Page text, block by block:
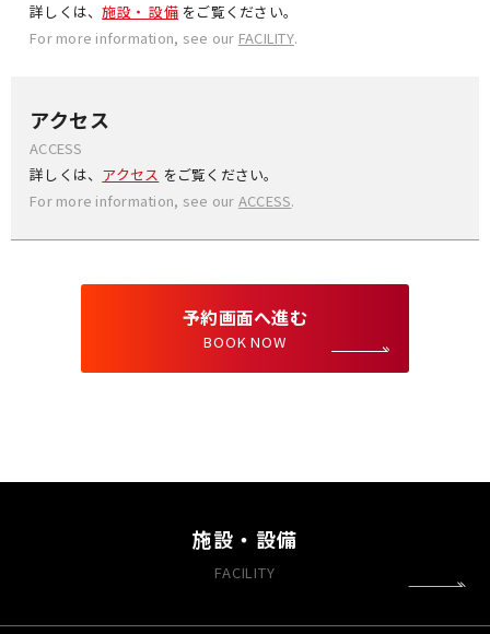
詳しくは、施設・ 設備をご覧ください。
For more information, see our FACILITY.
アクセス
ACCESS
詳しくは、 アクセス をご覧ください。
For more information, see our ACCESS.
予約画面へ進む
BOOK NOW
施設・設備
FACILITY